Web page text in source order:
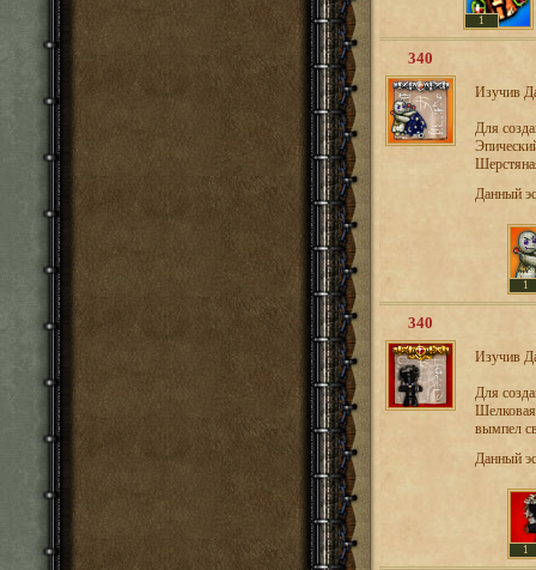
1
340
Изучив
Для
Данный
1
340
Изучив
Для
вымпел
Данный
1